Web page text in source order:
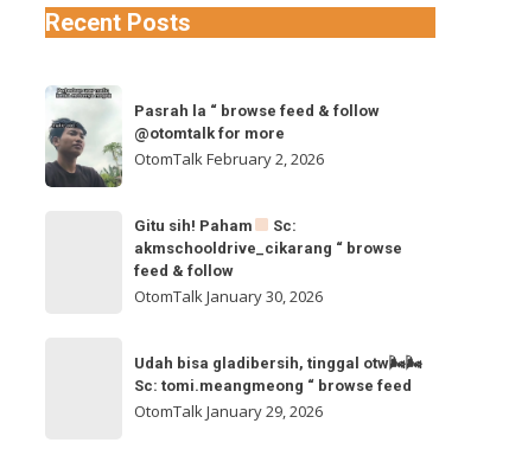
Recent Posts
Pasrah
la
browse
@otomtalk
Pasrah la “ browse feed & follow
@otomtalk for more
OtomTalkFebruary 2, 2026
akmschooldrive_cikarang
Gitu sih! Paham
Sc:
akmschooldrive_cikarang “ browse
feed & follow
OtomTalkJanuary 30, 2026
gladibersih,
Udah bisa gladibersih, tinggal otw🌬🌬
Sc: tomi.meangmeong “ browse feed
OtomTalkJanuary 29, 2026